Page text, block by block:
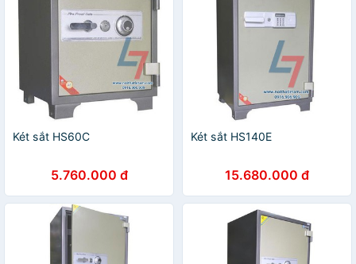
Két sắt HS60C
5.760.000 đ
Két sắt HS140E
15.680.000 đ